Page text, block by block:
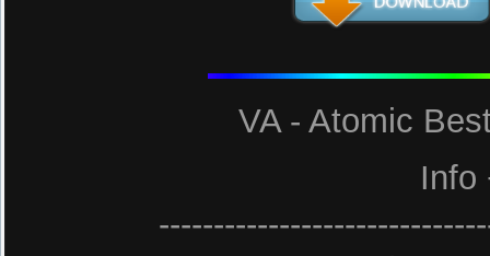
VA - Atomic
Info